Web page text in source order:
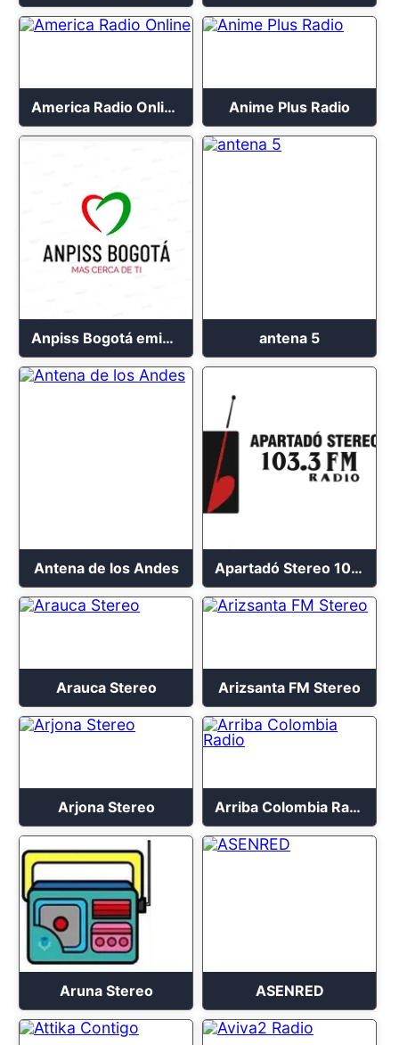
America Radio Online Anime Plus Radio
Anpiss Bogotá emisora 2023 antena 5
Antena de los Andes Apartadó Stereo 103.3 FM
Arauca Stereo Arizsanta FM Stereo
Arjona Stereo Arriba Colombia Radio
Aruna Stereo ASENRED